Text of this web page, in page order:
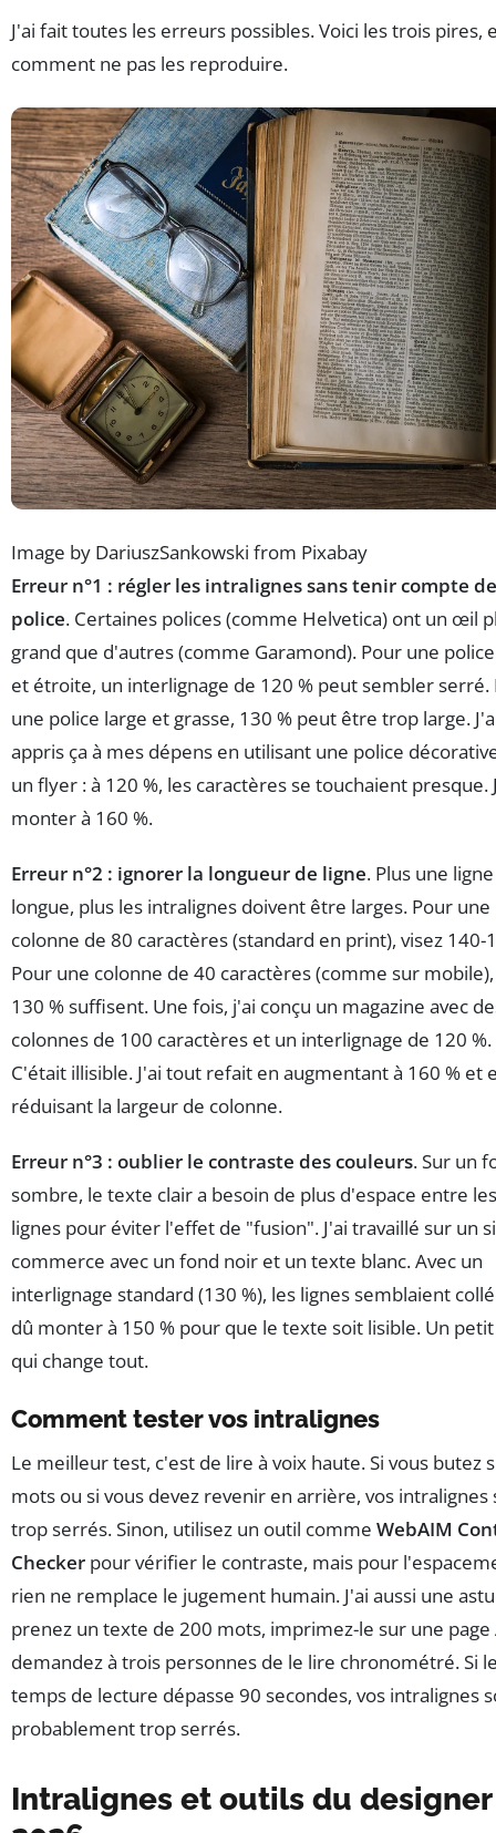
J'ai fait toutes les erreurs possibles. Voici les trois pires,
comment ne pas les reproduire.
Image by DariuszSankowski from Pixabay
Erreur n°1 : régler les intralignes sans tenir compte
police. Certaines polices (comme Helvetica) ont un œil
grand que d'autres (comme Garamond). Pour une
et étroite, un interlignage de 120 % peut sembler serré.
une police large et grasse, 130 % peut être trop large.
appris ça à mes dépens en utilisant une police
un flyer : à 120 %, les caractères se touchaient presque.
monter à 160 %.
Erreur n°2 : ignorer la longueur de ligne. Plus une
longue, plus les intralignes doivent être larges. Pour une
colonne de 80 caractères (standard en print), visez 140-
Pour une colonne de 40 caractères (comme sur
130 % suffisent. Une fois, j'ai conçu un magazine avec
colonnes de 100 caractères et un interlignage de 120 %.
C'était illisible. J'ai tout refait en augmentant à 160 % et
réduisant la largeur de colonne.
Erreur n°3 : oublier le contraste des couleurs. Sur un
sombre, le texte clair a besoin de plus d'espace entre les
lignes pour éviter l'effet de "fusion". J'ai travaillé sur un
commerce avec un fond noir et un texte blanc. Avec un
interlignage standard (130 %), les lignes semblaient
dû monter à 150 % pour que le texte soit lisible. Un
qui change tout.
Comment tester vos intralignes
Le meilleur test, c'est de lire à voix haute. Si vous butez
mots ou si vous devez revenir en arrière, vos intralignes
trop serrés. Sinon, utilisez un outil comme WebAIM
Checker pour vérifier le contraste, mais pour
rien ne remplace le jugement humain. J'ai aussi une
prenez un texte de 200 mots, imprimez-le sur une page
demandez à trois personnes de le lire chronométré. Si
temps de lecture dépasse 90 secondes, vos intralignes
probablement trop serrés.
Intralignes et outils du